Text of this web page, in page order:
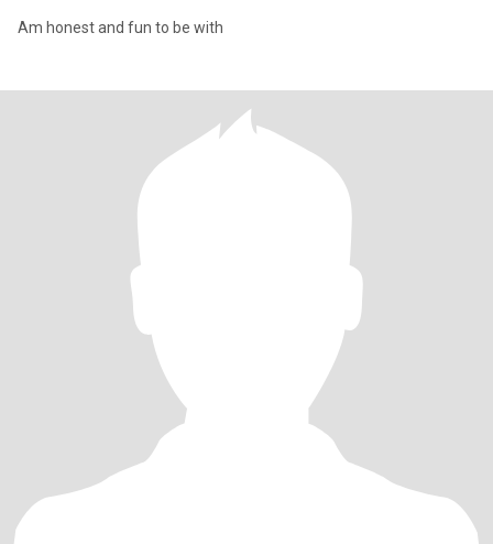
Am honest and fun to be with